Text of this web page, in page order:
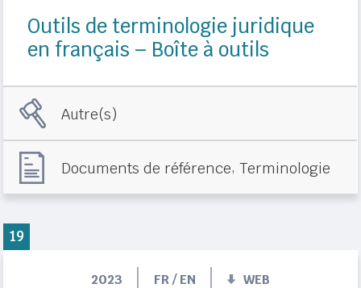
Outils de terminologie juridique
en français – Boîte à outils
Autre(s)
Documents de référence,Terminologie
2023 FR / EN WEB
19